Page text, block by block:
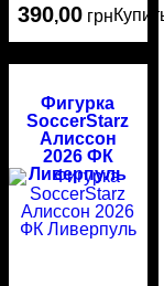
390,00 грн
Фигурка
SoccerStarz
Алиссон
2026 ФК
Ливерпуль